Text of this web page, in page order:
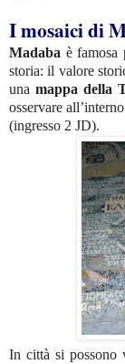
I mosaici di
Madaba è famosa
storia: il valore
una mappa della
osservare
(ingresso 2 JD).
In città si possono